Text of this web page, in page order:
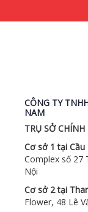
CÔNG TY
NAM
TRỤ SỞ
Cơ sở 1 tại Cầu
Complex số 27
Nội
Cơ sở 2 tại
Flower, 48 Lê